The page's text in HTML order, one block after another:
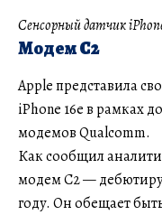
Сенсорный датчик
Модем C2
Apple представила
iPhone 16e в рамках
модемов Qualcomm.
Как сообщил
модем C2 —
году. Он обещает